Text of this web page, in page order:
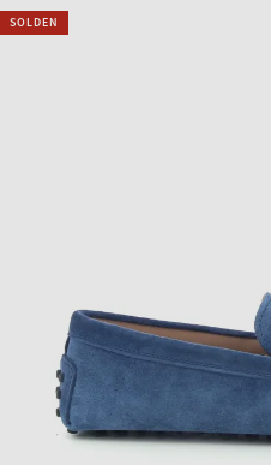
SOLDEN